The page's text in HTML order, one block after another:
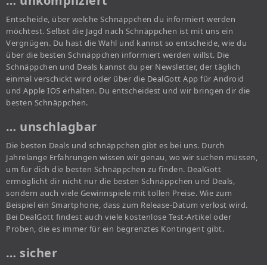
Entscheide, über welche Schnäppchen du informiert werden
möchtest. Selbst die Jagd nach Schnäppchen ist mit uns ein
Vergnügen. Du hast die Wahl und kannst so entscheide, wie du
über die besten Schnäppchen informiert werden willst. Die
Schnäppchen und Deals kannst du per Newsletter, der täglich
einmal verschickt wird oder über die DealGott App für Android
und Apple IOS erhalten. Du entscheidest und wir bringen dir die
besten Schnäppchen.
… unschlagbar
Die besten Deals und schnäppchen gibt es bei uns. Durch
Jahrelange Erfahrungen wissen wir genau, wo wir suchen müssen,
um für dich die besten Schnäppchen zu finden. DealGott
ermöglicht dir nicht nur die besten Schnäppchen und Deals,
sondern auch viele Gewinnspiele mit tollen Preise. Wie zum
Beispiel ein Smartphone, dass zum Release-Datum verlost wird.
Bei DealGott findest auch viele kostenlose Test-Artikel oder
Proben, die es immer für ein begrenztes Kontingent gibt.
… sicher